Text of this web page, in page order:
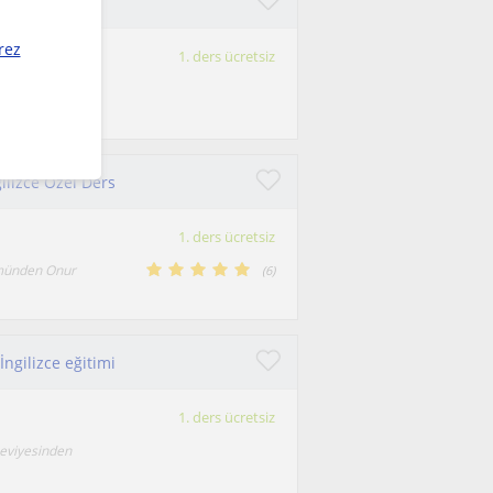
1. ders ücretsiz
Özel Ders
1. ders ücretsiz
Onur
(6)
eğitimi
1. ders ücretsiz